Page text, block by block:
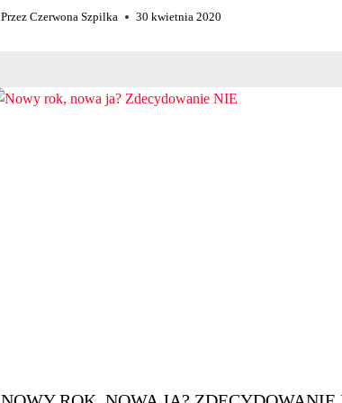
Przez Czerwona Szpilka 30 kwietnia 2020